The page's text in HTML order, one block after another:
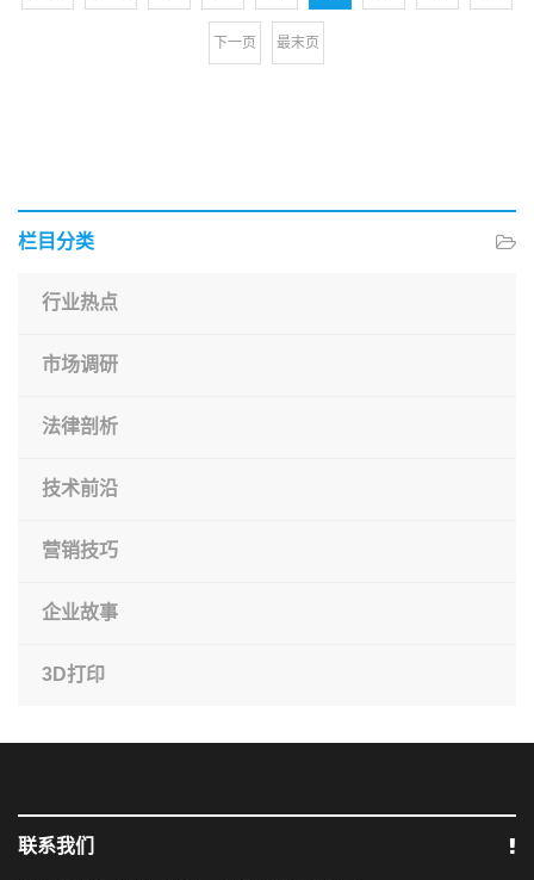
下一页 最末页
栏目分类
行业热点
市场调研
法律剖析
技术前沿
营销技巧
企业故事
3D打印
联系我们